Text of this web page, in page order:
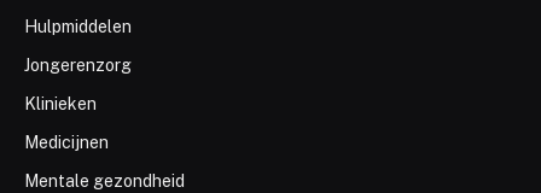
Hulpmiddelen
Jongerenzorg
Klinieken
Medicijnen
Mentale gezondheid